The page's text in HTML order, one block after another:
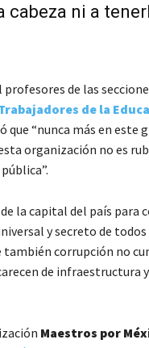
cabeza ni a
de las
de la
que “nunca más en
organización no es
la capital del país para
y secreto de
corrupción no
de
Maestros por